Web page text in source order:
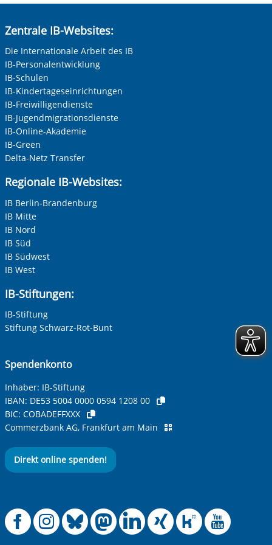
Ankommen & Bleiben _ Matching & Fachkräfteintegration
Schulbegleitung
Zentrale IB-Websites:
Die Internationale Arbeit des IB
IB-Personalentwicklung
IB-Schulen
IB-Kindertageseinrichtungen
IB-Freiwilligendienste
IB-Jugendmigrationsdienste
IB-Online-Akademie
IB-Green
Delta-Netz Transfer
Regionale IB-Websites:
IB Berlin-Brandenburg
IB Mitte
IB Nord
IB Süd
IB Südwest
IB West
IB-Stiftungen:
IB-Stiftung
Stiftung Schwarz-Rot-Bunt
Spendenkonto
Inhaber: IB-Stiftung
IBAN: DE53 5004 0000 0594 1208 00
BIC: COBADEFFXXX
Commerzbank AG, Frankfurt am Main
Direkt online spenden!
Offizielle
Offizielle
Offizielle
Offizielle
Offizielle